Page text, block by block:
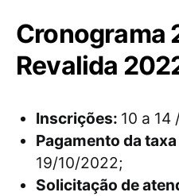
Cronograma
Revalida
Inscrições: 10 a 14
Pagamento da
19/10/2022;
Solicitação de